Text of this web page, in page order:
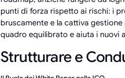
punti di forza rispetto ai rischi: i
bruscamente e la cattiva
quadro equilibrato e aiuta i nuovi
Strutturare e